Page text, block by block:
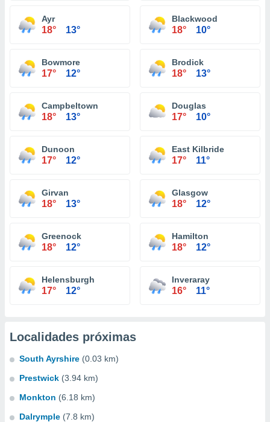
Ayr
18° 13°
Blackwood
18° 10°
Bowmore
17° 12°
Brodick
18° 13°
Campbeltown
18° 13°
Douglas
17° 10°
Dunoon
17° 12°
East Kilbride
17° 11°
Girvan
18° 13°
Glasgow
18° 12°
Greenock
18° 12°
Hamilton
18° 12°
Helensburgh
17° 12°
Inveraray
16° 11°
Localidades próximas
South Ayrshire (0.03 km)
Prestwick (3.94 km)
Monkton (6.18 km)
Dalrymple (7.8 km)